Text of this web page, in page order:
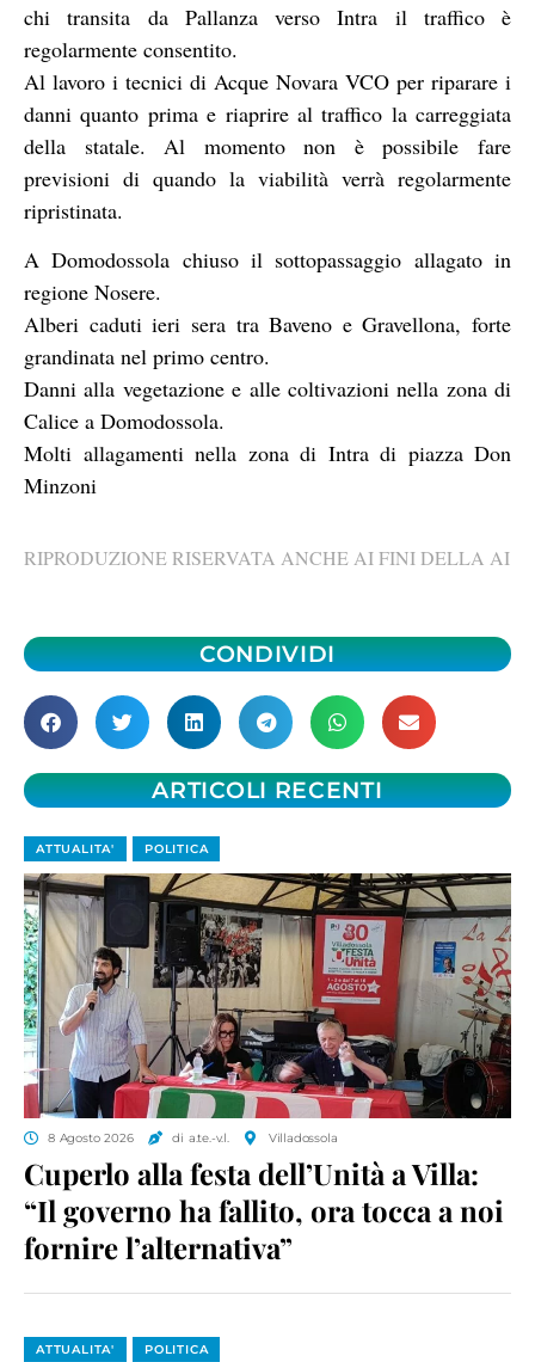
chi transita da Pallanza verso Intra il traffico è
regolarmente consentito.
Al lavoro i tecnici di Acque Novara VCO per riparare i
danni quanto prima e riaprire al traffico la carreggiata
della statale. Al momento non è possibile fare
previsioni di quando la viabilità verrà regolarmente
ripristinata.
A Domodossola chiuso il sottopassaggio allagato in
regione Nosere.
Alberi caduti ieri sera tra Baveno e Gravellona, forte
grandinata nel primo centro.
Danni alla vegetazione e alle coltivazioni nella zona di
Calice a Domodossola.
Molti allagamenti nella zona di Intra di piazza Don
Minzoni
RIPRODUZIONE RISERVATA ANCHE AI FINI DELLA AI
CONDIVIDI
ARTICOLI RECENTI
ATTUALITA' POLITICA
8 Agosto 2026 di a.te.-v.l. Villadossola
Cuperlo alla festa dell’Unità a Villa:
“Il governo ha fallito, ora tocca a noi
fornire l’alternativa”
ATTUALITA' POLITICA